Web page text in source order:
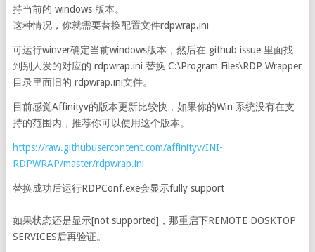
持当前的 windows 版本。
这种情况，你就需要替换配置文件rdpwrap.ini
可运行winver确定当前windows版本，然后在 github issue 里面找
到别人发的对应的 rdpwrap.ini 替换 C:\Program Files\RDP Wrapper
目录里面旧的 rdpwrap.ini文件。
目前感觉Affinityv的版本更新比较快，如果你的Win 系统没有在支
持的范围内，推荐你可以使用这个版本。
https://raw.githubusercontent.com/affinityv/INI-
RDPWRAP/master/rdpwrap.ini
替换成功后运行RDPConf.exe会显示fully support
如果状态还是显示[not supported]，那重启下REMOTE DOSKTOP
SERVICES后再验证。